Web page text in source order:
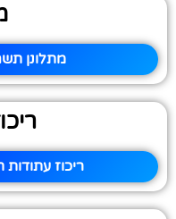
מתלונן
ריכוז